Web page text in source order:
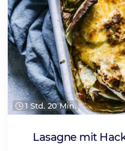
1 Std. 20 Min.
Lasagne mit